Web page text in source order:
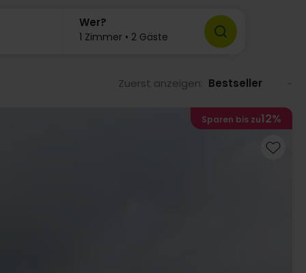
Wer?
1 Zimmer • 2 Gäste
Zuerst anzeigen: Bestseller
Sparen bis zu12%